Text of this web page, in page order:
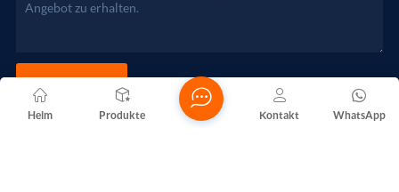
JETZT SENDEN
Heim Produkte WhatsApp
Kontakt